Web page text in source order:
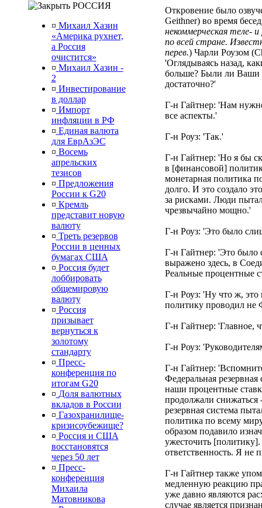
РОССИЯ
¤ Михаил Хазин
«Америка рухнет,
а Россия
очистится»
¤ Михаил Хазин -
2
¤ Инвестирование
в доллар
¤ Импорт
инфляции в РФ
¤ Единая валюта
для ЕврАзЭС
¤ Восемь
апрельских
тезисов
¤ Предложения
России к G20
¤ Кремль
представит новую
валюту
¤ Треть резервов
России в ценных
бумагах США
¤ Россия будет
лоббировать
общемировую
валюту
¤ Россия
призывает
вернуться к
золотому
стандарту
¤ Пресс-
конференция по
итогам G20
¤ Доля валютных
вкладов в России
¤ Газохранилище-
кризисоубежище?
¤ Россия и США
восстановятся
через 50 лет
¤ Пресс-
конференция
Михаила
Матовникова
Откровение было
Geithner) во время
некоммерческая теле-
по всей стране.
перев.) Чарли Роузом
'Оглядываясь назад,
больше? Были ли Ваши
достаточно?'
Г-н Гайтнер: 'Нам
все аспекты.'
Г-н Роуз: 'Так.'
Г-н Гайтнер: 'Но я бы
в [финансовой]
монетарная политика
долго. И это создало
за рисками. Люди
чрезвычайно мощно.'
Г-н Роуз: 'Это было
Г-н Гайтнер: 'Это было
выражено здесь, в
Реальные процентные
Г-н Роуз: 'Ну что ж,
политику проводил не
Г-н Гайтнер: 'Главное,
Г-н Роуз:
Г-н Гайтнер:
Федеральная
наши процентные
продолжали снижаться
резервная система
политика по всему
образом подавило
ужесточить [политику].
ответственность. Я не
Г-н Гайтнер также
медленную реакцию
уже давно являются
случае является